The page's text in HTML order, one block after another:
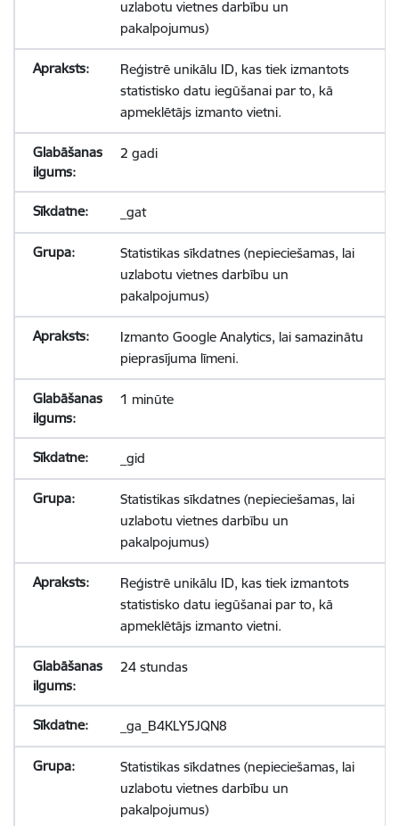
uzlabotu vietnes darbību un
pakalpojumus)
Reģistrē unikālu ID, kas tiek izmantots
statistisko datu iegūšanai par to, kā
apmeklētājs izmanto vietni.
2 gadi
_gat
Statistikas sīkdatnes (nepieciešamas, lai
uzlabotu vietnes darbību un
pakalpojumus)
Izmanto Google Analytics, lai samazinātu
pieprasījuma līmeni.
1 minūte
_gid
Statistikas sīkdatnes (nepieciešamas, lai
uzlabotu vietnes darbību un
pakalpojumus)
Reģistrē unikālu ID, kas tiek izmantots
statistisko datu iegūšanai par to, kā
apmeklētājs izmanto vietni.
24 stundas
_ga_B4KLY5JQN8
Statistikas sīkdatnes (nepieciešamas, lai
uzlabotu vietnes darbību un
pakalpojumus)